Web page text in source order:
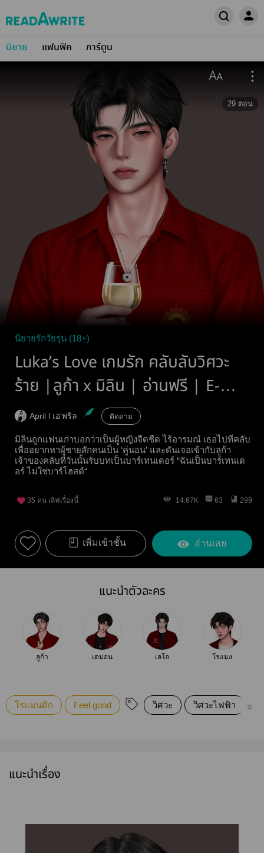
นิยาย แฟนฟิค การ์ตูน
29 ตอน
นิยายรักวัยรุ่น (18+)
Luka’s Love เกมรัก คลับลับวิศวะ
ร้าย |ลูก้า x มิลิน | อ่านฟรี | E-
book
April l เอ'พริล ติดตาม
มิลินถูกแฟนเก่าบอกว่าเป็นผู้หญิงจืดชืด ไร้อารมณ์ เธอไปที่คลับ
เพื่ออยากหาผู้ชายสักคนเป็น ‘คู่นอน’ และดันเจอเข้ากับลูก้า
เจ้าของคลับที่วันนั้นรับบทเป็นบาร์เทนเดอร์ “ฉันเป็นบาร์เทนเด
อร์ ไม่ใช่บาร์โฮสต์“
35 คน เลิฟเรื่องนี้ 14.67K 63 299
เพิ่มเข้าชั้น อ่านเลย
แนะนำตัวละคร
ลูก้า เดม่อน เลโอ โรแมง
โรแมนติก Feel good วิศวะ วิศวะไฟฟ้า
แนะนำเรื่อง